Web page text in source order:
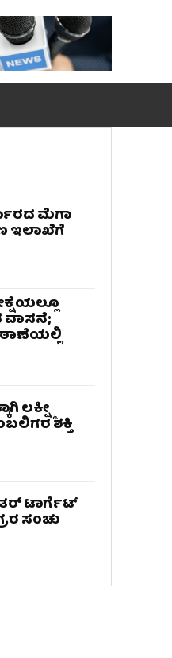
ಮೆಗಾ
ಇಲಾಖೆಗೆ
ವಾಸನೆ;
ಲಕ್ಷ್ಮೀ
ಶಕ್ತಿ
ಟಾರ್ಗೆಟ್
ಸಂಚು